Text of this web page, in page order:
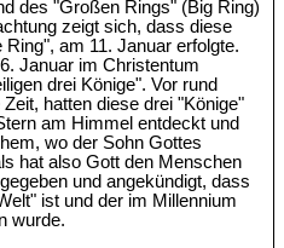
des "Großen Rings" (Big Ring)
zeigt sich, dass diese
am 11. Januar erfolgte.
Januar im Christentum
drei Könige". Vor rund
hatten diese drei "Könige"
am Himmel entdeckt und
wo der Sohn Gottes
hat also Gott den Menschen
und angekündigt, dass
ist und der im Millennium
wurde.